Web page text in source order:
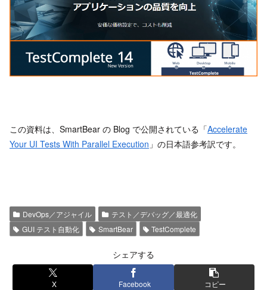
この資料は、SmartBear の Blog で公開されている「Accelerate
Your UI Tests With Parallel Execution 」の日本語参考訳です。
DevOps／アジャイル
テスト／デバッグ／最適化
GUI テスト自動化
SmartBear TestComplete
シェアする
X Facebook コピー